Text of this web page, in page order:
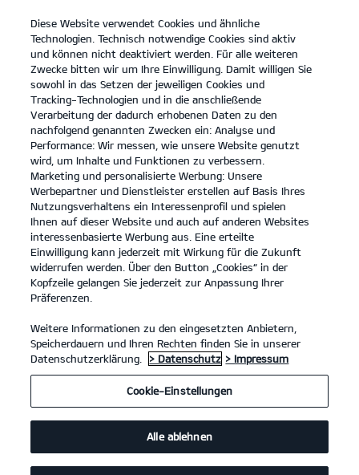
open
menu
KONTAKT
Kia EV4 81.4-kWh-Batterie, FWD GT-Line
(Strom/Reduktionsgetriebe); 150
kW (204 PS): Stromverbrauch kombiniert 15,8 kWh/100 km; CO₂-Emissionen
kombiniert 0 g/km; CO₂-Klasse A. Bis zu 584 km Reichweite.
Kia EV2 Frontantrieb, 4-Sitzer, 61,0-kWh-Batterie GT-Line
(Strom/Reduktionsgetriebe); 99.5 kW (135 PS): Stromverbrauch kombiniert
Diese Website verwendet Cookies und ähnliche
Technologien. Technisch notwendige Cookies sind aktiv
und können nicht deaktiviert werden. Für alle weiteren
Zwecke bitten wir um Ihre Einwilligung. Damit willigen Sie
sowohl in das Setzen der jeweiligen Cookies und
Tracking-Technologien und in die anschließende
Verarbeitung der dadurch erhobenen Daten zu den
nachfolgend genannten Zwecken ein: Analyse und
Performance: Wir messen, wie unsere Website genutzt
wird, um Inhalte und Funktionen zu verbessern.
Marketing und personalisierte Werbung: Unsere
Werbepartner und Dienstleister erstellen auf Basis Ihres
Nutzungsverhaltens ein Interessenprofil und spielen
Ihnen auf dieser Website und auch auf anderen Websites
interessenbasierte Werbung aus. Eine erteilte
Einwilligung kann jederzeit mit Wirkung für die Zukunft
widerrufen werden. Über den Button „Cookies“ in der
Kopfzeile gelangen Sie jederzeit zur Anpassung Ihrer
Präferenzen.
Weitere Informationen zu den eingesetzten Anbietern,
Speicherdauern und Ihren Rechten finden Sie in unserer
Datenschutzerklärung.
> Datenschutz > Impressum
Cookie-Einstellungen
Alle ablehnen